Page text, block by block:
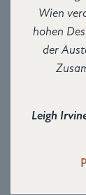
Wien
hohen
der
Leigh